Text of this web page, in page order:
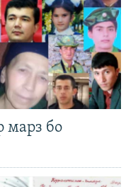
марз бо